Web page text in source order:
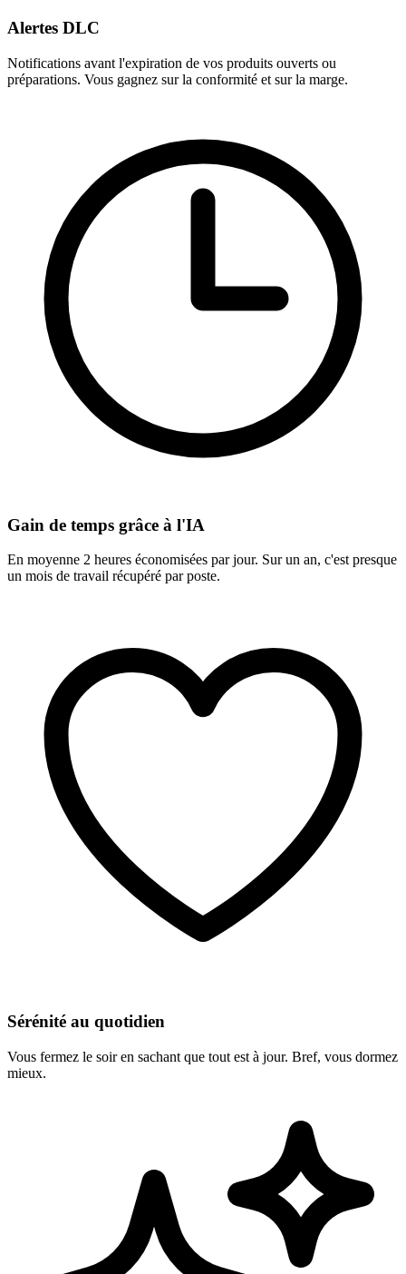
Alertes DLC
Notifications avant l'expiration de vos produits ouverts ou
préparations. Vous gagnez sur la conformité et sur la marge.
Gain de temps grâce à l'IA
En moyenne 2 heures économisées par jour. Sur un an, c'est presque
un mois de travail récupéré par poste.
Sérénité au quotidien
Vous fermez le soir en sachant que tout est à jour. Bref, vous dormez
mieux.